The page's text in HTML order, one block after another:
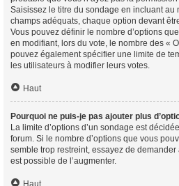
Saisissez le titre du sondage en incluant au
champs adéquats, chaque option devant
Vous pouvez définir le nombre d’options
en modifiant, lors du vote, le nombre des «
pouvez également spécifier une limite de
les utilisateurs à modifier leurs votes.
Haut
Pourquoi ne puis-je pas ajouter plus
La limite d’options d’un sondage est
forum. Si le nombre d’options que vous
semble trop restreint, essayez de demander
est possible de l’augmenter.
Haut